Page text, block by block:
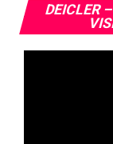
DEICLER